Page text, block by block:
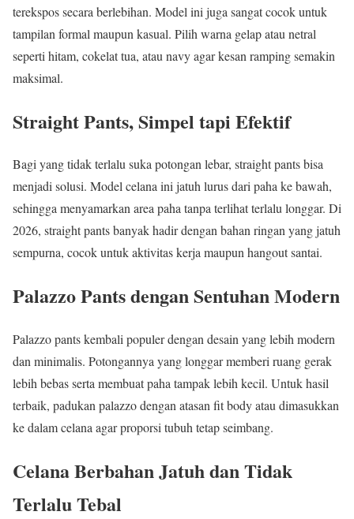
terekspos secara berlebihan. Model ini juga sangat cocok untuk
tampilan formal maupun kasual. Pilih warna gelap atau netral
seperti hitam, cokelat tua, atau navy agar kesan ramping semakin
maksimal.
Straight Pants, Simpel tapi Efektif
Bagi yang tidak terlalu suka potongan lebar, straight pants bisa
menjadi solusi. Model celana ini jatuh lurus dari paha ke bawah,
sehingga menyamarkan area paha tanpa terlihat terlalu longgar. Di
2026, straight pants banyak hadir dengan bahan ringan yang jatuh
sempurna, cocok untuk aktivitas kerja maupun hangout santai.
Palazzo Pants dengan Sentuhan Modern
Palazzo pants kembali populer dengan desain yang lebih modern
dan minimalis. Potongannya yang longgar memberi ruang gerak
lebih bebas serta membuat paha tampak lebih kecil. Untuk hasil
terbaik, padukan palazzo dengan atasan fit body atau dimasukkan
ke dalam celana agar proporsi tubuh tetap seimbang.
Celana Berbahan Jatuh dan Tidak
Terlalu Tebal